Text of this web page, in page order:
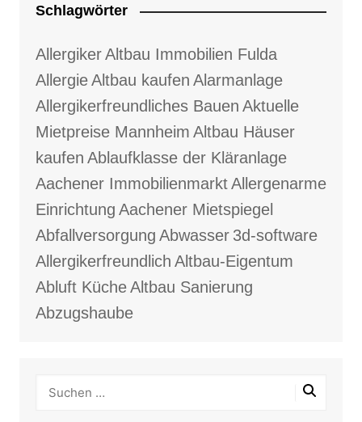
Schlagwörter
AllergikerAltbau Immobilien Fulda
AllergieAltbau kaufen Alarmanlage
Allergikerfreundliches Bauen Aktuelle
Mietpreise Mannheim Altbau Häuser
kaufen Ablaufklasse der Kläranlage
Aachener ImmobilienmarktAllergenarme
Einrichtung Aachener Mietspiegel
Abfallversorgung Abwasser 3d-software
Allergikerfreundlich Altbau-Eigentum
Abluft KücheAltbau Sanierung
Abzugshaube